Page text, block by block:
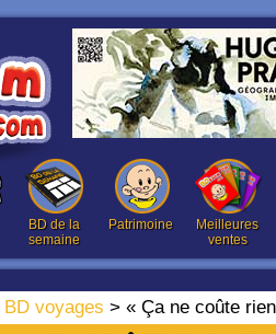
BD de la
semaine
Patrimoine
Meilleures
ventes
BD voyages > « Ça ne coûte